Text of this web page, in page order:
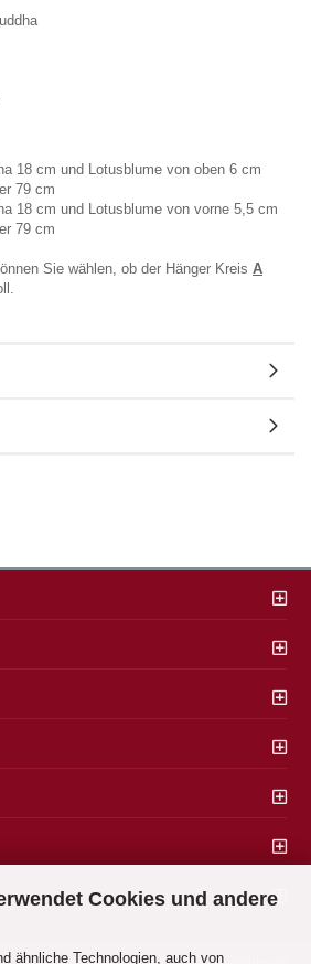
Cookies und andere
ähnliche Technologien, auch von
18 cm und Lotusblume von oben 6 cm
79 cm
18 cm und Lotusblume von vorne 5,5 cm
79 cm
Sie wählen, ob der Hänger Kreis A